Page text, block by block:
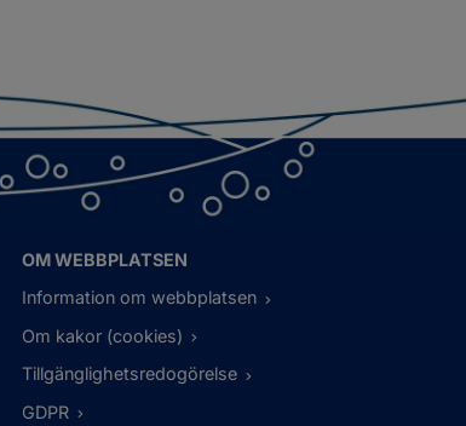
OM WEBBPLATSEN
Information om webbplatsen
Om kakor (cookies)
Tillgänglighetsredogörelse
GDPR